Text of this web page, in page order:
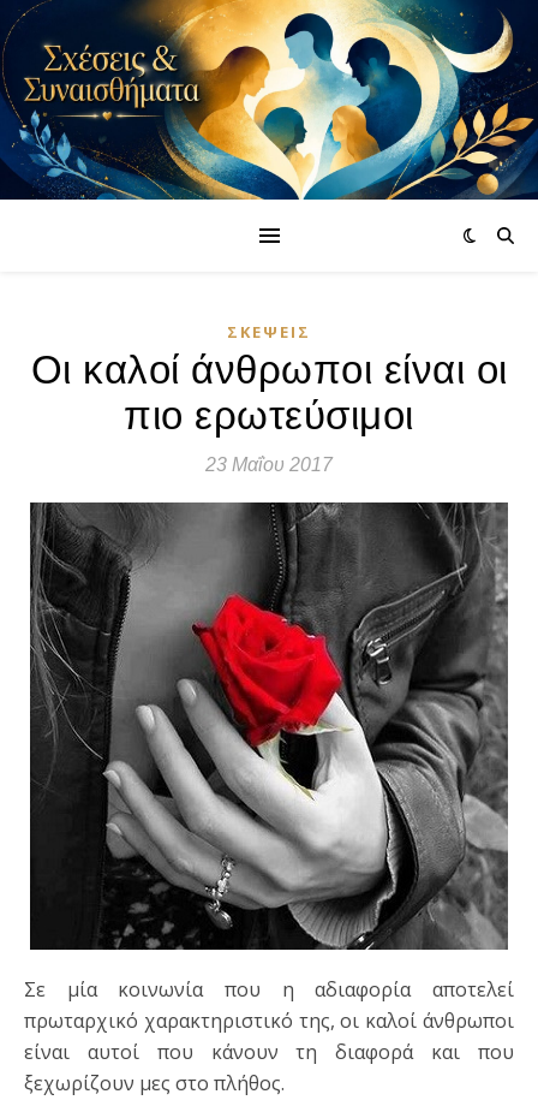
ΣΚΈΨΕΙΣ
Οι καλοί άνθρωποι είναι οι
πιο ερωτεύσιμοι
23 Μαΐου 2017
Σε μία κοινωνία που η αδιαφορία αποτελεί
πρωταρχικό χαρακτηριστικό της, οι καλοί άνθρωποι
είναι αυτοί που κάνουν τη διαφορά και που
ξεχωρίζουν μες στο πλήθος.